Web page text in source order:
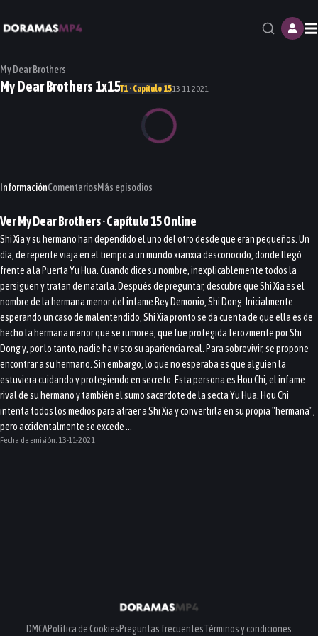
My Dear Brothers
My Dear Brothers 1x15T1 · Capítulo 1513-11-2021
InformaciónComentariosMás episodios
VerMy Dear Brothers· Capítulo15Online
Shi Xia y su hermano han dependido el uno del otro desde que eran pequeños. Un
día, de repente viaja en el tiempo a un mundo xianxia desconocido, donde llegó
frente a la Puerta Yu Hua. Cuando dice su nombre, inexplicablemente todos la
persiguen y tratan de matarla. Después de preguntar, descubre que Shi Xia es el
nombre de la hermana menor del infame Rey Demonio, Shi Dong. Inicialmente
esperando un caso de malentendido, Shi Xia pronto se da cuenta de que ella es de
hecho la hermana menor que se rumorea, que fue protegida ferozmente por Shi
Dong y, por lo tanto, nadie ha visto su apariencia real. Para sobrevivir, se propone
encontrar a su hermano. Sin embargo, lo que no esperaba es que alguien la
estuviera cuidando y protegiendo en secreto. Esta persona es Hou Chi, el infame
rival de su hermano y también el sumo sacerdote de la secta Yu Hua. Hou Chi
intenta todos los medios para atraer a Shi Xia y convertirla en su propia "hermana",
pero accidentalmente se excede ...
Fecha de emisión: 13-11-2021
DMCAPolítica de CookiesPreguntas frecuentesTérminos y condiciones